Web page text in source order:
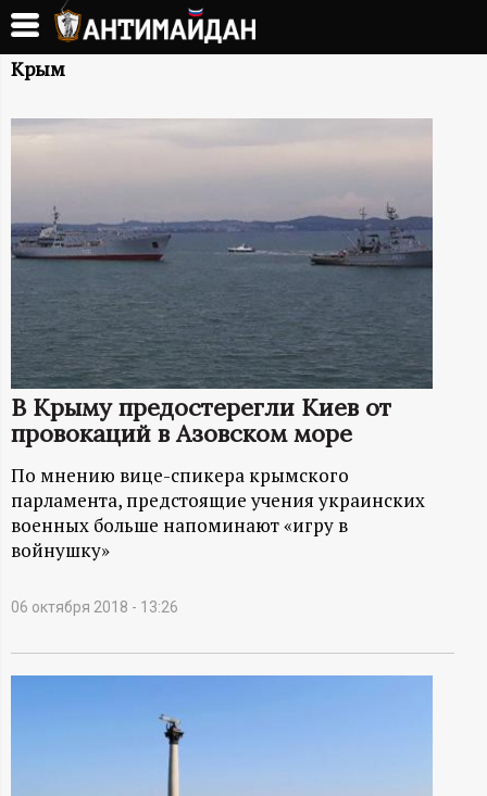
Перейти
основному
А
Н
Т
И
А
Й
Д
А
Н
-
и
Крым
В Крыму предостерегли Киев от
провокаций в Азовском море
По мнению вице-спикера крымского
парламента, предстоящие учения украинских
военных больше напоминают «игру в
войнушку»
06 октября 2018 - 13:26